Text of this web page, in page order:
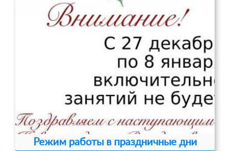
Режим работы в праздничные дни